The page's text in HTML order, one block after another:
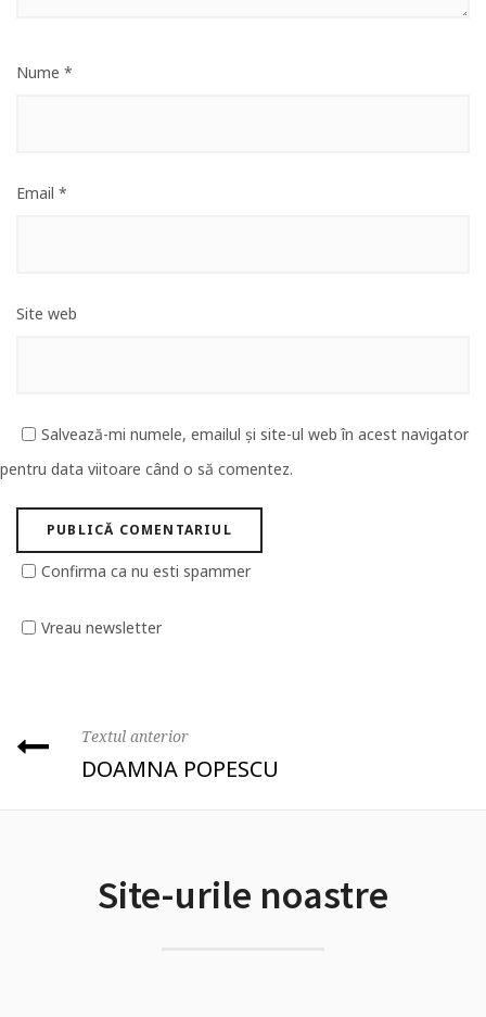
Nume *
Email *
Site web
Salvează-mi numele, emailul și site-ul web în acest navigator
pentru data viitoare când o să comentez.
Confirma ca nu esti spammer
Vreau newsletter
Textul anterior
DOAMNA POPESCU
Site-urile noastre